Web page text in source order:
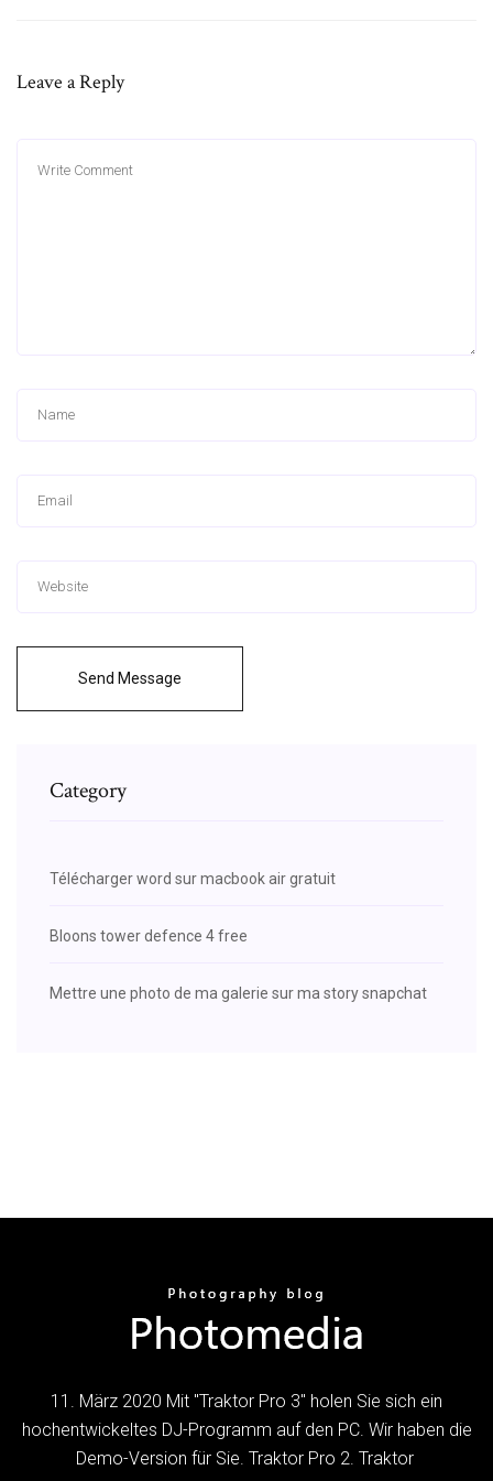
Leave a Reply
Send Message
Category
Télécharger word sur macbook air gratuit
Bloons tower defence 4 free
Mettre une photo de ma galerie sur ma story snapchat
11. März 2020 Mit "Traktor Pro 3" holen Sie sich ein
hochentwickeltes DJ-Programm auf den PC. Wir haben die
Demo-Version für Sie. Traktor Pro 2. Traktor